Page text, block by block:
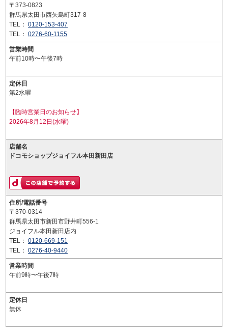
〒373-0823
群馬県太田市西矢島町317-8
TEL： 0120-153-407
TEL： 0276-60-1155
営業時間
午前10時〜午後7時
定休日
第2水曜
【臨時営業日のお知らせ】
2026年8月12日(水曜)
店舗名
ドコモショップジョイフル本田新田店
住所/電話番号
〒370-0314
群馬県太田市新田市野井町556-1
ジョイフル本田新田店内
TEL： 0120-669-151
TEL： 0276-40-9440
営業時間
午前9時〜午後7時
定休日
無休